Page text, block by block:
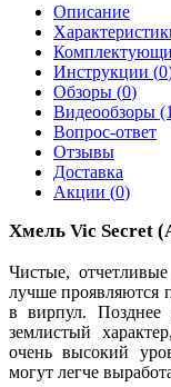
Описание
Инструкции (0
Обзоры (0)
Видеообзоры
Вопрос-ответ
Отзывы
Доставка
Акции (0)
Хмель Vic Secret
Чистые,
лучше проявляются
в вирпул. Позднее
землистый
очень высокий
могут легче